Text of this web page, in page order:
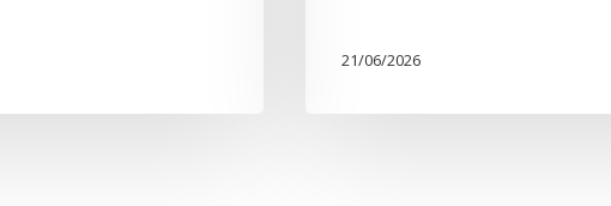
21/06/2026